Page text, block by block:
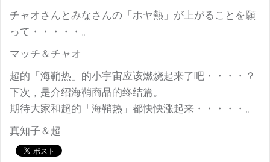
チャオさんとみなさんの「ホヤ熱」が上がることを願
って・・・・・。
マッチ＆チャオ
超的「海鞘热」的小宇宙应该燃烧起来了吧・・・・？
下次，是介绍海鞘商品的终结篇。
期待大家和超的「海鞘热」都快快涨起来・・・・・。
真知子＆超